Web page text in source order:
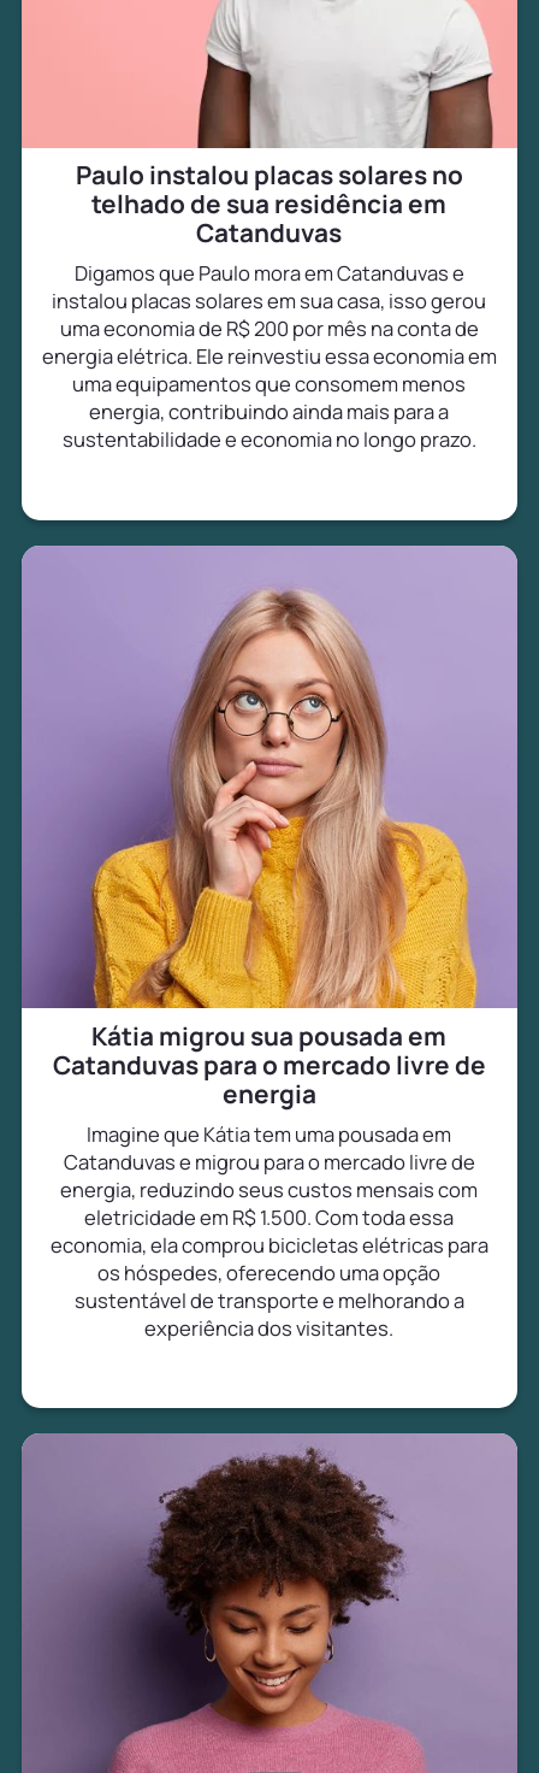
Paulo instalou placas solares no
telhado de sua residência em
Catanduvas
Digamos que Paulo mora em Catanduvas e
instalou placas solares em sua casa, isso gerou
uma economia de R$ 200 por mês na conta de
energia elétrica. Ele reinvestiu essa economia em
uma equipamentos que consomem menos
energia, contribuindo ainda mais para a
sustentabilidade e economia no longo prazo.
Kátia migrou sua pousada em
Catanduvas para o mercado livre de
energia
Imagine que Kátia tem uma pousada em
Catanduvas e migrou para o mercado livre de
energia, reduzindo seus custos mensais com
eletricidade em R$ 1.500. Com toda essa
economia, ela comprou bicicletas elétricas para
os hóspedes, oferecendo uma opção
sustentável de transporte e melhorando a
experiência dos visitantes.